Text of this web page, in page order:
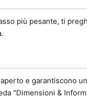
più pesante, ti
e garantiscono
"Dimensioni &